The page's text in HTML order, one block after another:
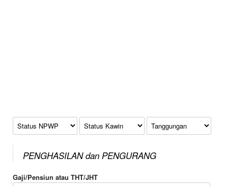
Status NPWP Status Kawin Tanggungan
PENGHASILAN dan PENGURANG
Gaji/Pensiun atau THT/JHT